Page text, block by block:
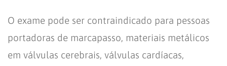
O exame pode ser contraindicado para pessoas
portadoras de marcapasso, materiais metálicos
em válvulas cerebrais, válvulas cardíacas,